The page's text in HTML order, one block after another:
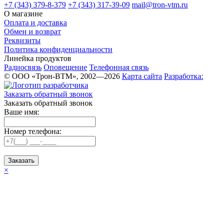
+7 (343) 379-8-379 +7 (343) 317-39-09 mail@tron-vtm.ru
О магазине
Оплата и доставка
Обмен и возврат
Реквизиты
Политика конфиденциальности
Линейка продуктов
Радиосвязь Оповещение Телефонная связь
© ООО «Трон-ВТМ», 2002—2026 Карта сайта Разработка:
Заказать обратный звонок
Заказать обратный звонок
Ваше имя:
Номер телефона:
Заказать
×